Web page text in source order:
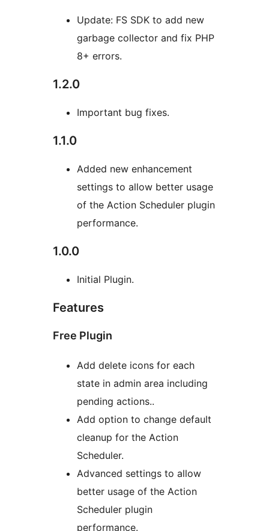
Update: FS SDK to add new
garbage collector and fix PHP
8+ errors.
1.2.0
Important bug fixes.
1.1.0
Added new enhancement
settings to allow better usage
of the Action Scheduler plugin
performance.
1.0.0
Initial Plugin.
Features
Free Plugin
Add delete icons for each
state in admin area including
pending actions..
Add option to change default
cleanup for the Action
Scheduler.
Advanced settings to allow
better usage of the Action
Scheduler plugin
performance.